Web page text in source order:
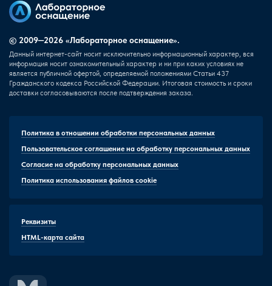
© 2009—2026 «Лабораторное оснащение».
Данный интернет-сайт носит исключительно информационный характер, вся
информация носит ознакомительный характер и ни при каких условиях не
является публичной офертой, определяемой положениями Статьи 437
Гражданского кодекса Российской Федерации. Итоговая стоимость и сроки
доставки согласовываются после подтверждения заказа.
Политика в отношении обработки персональных данных
Пользовательское соглашение на обработку персональных данных
Согласие на обработку персональных данных
Политика использования файлов cookie
Реквизиты
HTML-карта сайта